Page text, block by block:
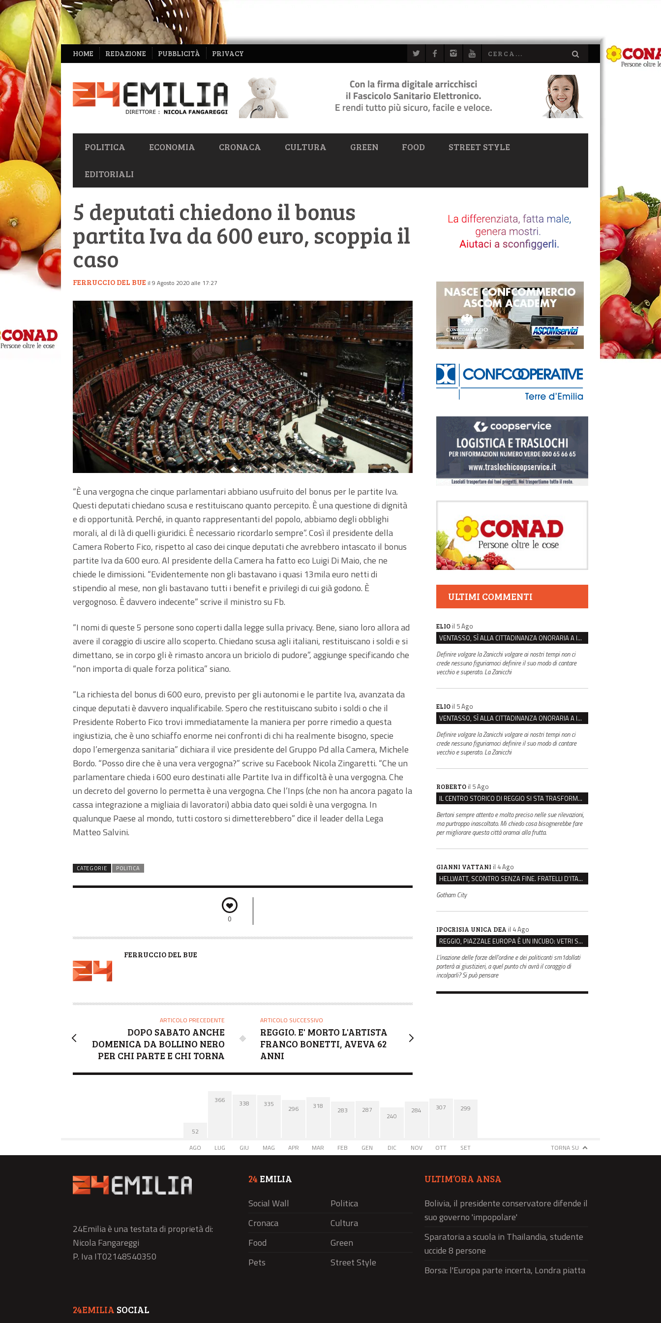
NAVIGAZIONE
SECONDARIA
HOME REDAZIONE PUBBLICITÀ PRIVACY
NAVIGAZIONE
PRIMARIA
POLITICA ECONOMIA CRONACA CULTURA GREEN FOOD STREET STYLE
EDITORIALI
5 deputati chiedono il bonus
partita Iva da 600 euro, scoppia il
caso
FERRUCCIO DEL BUE il 9 Agosto 2020 alle 17:27
“È una vergogna che cinque parlamentari abbiano usufruito del bonus per le partite Iva.
Questi deputati chiedano scusa e restituiscano quanto percepito. È una questione di dignità
e di opportunità. Perché, in quanto rappresentanti del popolo, abbiamo degli obblighi
morali, al di là di quelli giuridici. È necessario ricordarlo sempre”. Così il presidente della
Camera Roberto Fico, rispetto al caso dei cinque deputati che avrebbero intascato il bonus
partite Iva da 600 euro. Al presidente della Camera ha fatto eco Luigi Di Maio, che ne
chiede le dimissioni. “Evidentemente non gli bastavano i quasi 13mila euro netti di
stipendio al mese, non gli bastavano tutti i benefit e privilegi di cui già godono. È
vergognoso. È davvero indecente” scrive il ministro su Fb.
“I nomi di queste 5 persone sono coperti dalla legge sulla privacy. Bene, siano loro allora ad
avere il coraggio di uscire allo scoperto. Chiedano scusa agli italiani, restituiscano i soldi e si
dimettano, se in corpo gli è rimasto ancora un briciolo di pudore”, aggiunge specificando che
“non importa di quale forza politica” siano.
“La richiesta del bonus di 600 euro, previsto per gli autonomi e le partite Iva, avanzata da
cinque deputati è davvero inqualificabile. Spero che restituiscano subito i soldi o che il
Presidente Roberto Fico trovi immediatamente la maniera per porre rimedio a questa
ingiustizia, che è uno schiaffo enorme nei confronti di chi ha realmente bisogno, specie
dopo l’emergenza sanitaria” dichiara il vice presidente del Gruppo Pd alla Camera, Michele
Bordo. “Posso dire che è una vera vergogna?” scrive su Facebook Nicola Zingaretti. “Che un
parlamentare chieda i 600 euro destinati alle Partite Iva in difficoltà è una vergogna. Che
un decreto del governo lo permetta è una vergogna. Che l’Inps (che non ha ancora pagato la
cassa integrazione a migliaia di lavoratori) abbia dato quei soldi è una vergogna. In
qualunque Paese al mondo, tutti costoro si dimetterebbero” dice il leader della Lega
Matteo Salvini.
CATEGORIE POLITICA
0
A
R
FERRUCCIO DEL BUE
ARTICOLO PRECEDENTE
DOPO SABATO ANCHE
DOMENICA DA BOLLINO NERO
PER CHI PARTE E CHI TORNA
ARTICOLO SUCCESSIVO
REGGIO. E' MORTO L'ARTISTA
FRANCO BONETTI, AVEVA 62
ANNI
ULTIMI COMMENTI
ELIO il 5 Ago
VENTASSO, SÌ ALLA CITTADINANZA ONORARIA A IVA ZANICCHI. MA BARGIACCHI: “È DI PESSIMO GUSTO”
Definire volgare la Zanicchi volgare ai nostri tempi non ci
crede nessuno figuriamoci definire il suo modo di cantare
vecchio e superato. La Zanicchi
ELIO il 5 Ago
VENTASSO, SÌ ALLA CITTADINANZA ONORARIA A IVA ZANICCHI. MA BARGIACCHI: “È DI PESSIMO GUSTO”
Definire volgare la Zanicchi volgare ai nostri tempi non ci
crede nessuno figuriamoci definire il suo modo di cantare
vecchio e superato. La Zanicchi
ROBERTO il 5 Ago
IL CENTRO STORICO DI REGGIO SI STA TRASFORMANDO, E NON IN MEGLIO
Bertoni sempre attento e molto preciso nelle sue rilevazioni,
ma purtroppo inascoltato. Mi chiedo cosa bisognerebbe fare
per migliorare questa città oramai alla frutta.
GIANNI VATTANI il 4 Ago
HELLWATT, SCONTRO SENZA FINE. FRATELLI D’ITALIA: “MILANI PORTA DOCUMENTI, DE FRANCO INSULTI”
Gotham City
IPOCRISIA UNICA DEA il 4 Ago
REGGIO, PIAZZALE EUROPA È UN INCUBO: VETRI SPACCATI E FURTI SULLE AUTO IN SOSTA
L'inazione delle forze dell'ordine e dei politicanti sm1dollati
porterà ai giustizieri, a quel punto chi avrà il coraggio di
incolparli? Si può pensare
52
AGO
366
LUG
338
GIU
335
MAG
296
APR
318
MAR
283
FEB
287
GEN
240
DIC
284
NOV
307
OTT
299
SET TORNA SU
24Emilia è una testata di proprietà di:
Nicola Fangareggi
P. Iva IT02148540350
24 EMILIA
Social Wall
Politica
Cronaca
Cultura
Food
Green
Pets
Street Style
ULTIM’ORA ANSA
Bolivia, il presidente conservatore difende il
suo governo 'impopolare'
Sparatoria a scuola in Thailandia, studente
uccide 8 persone
Borsa: l'Europa parte incerta, Londra piatta
24EMILIA SOCIAL